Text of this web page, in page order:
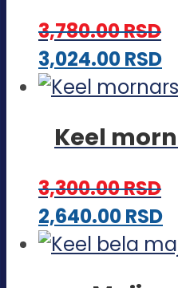
3,780.00RSD
3,024.00RSD
Keel
3,300.00RSD
2,640.00RSD